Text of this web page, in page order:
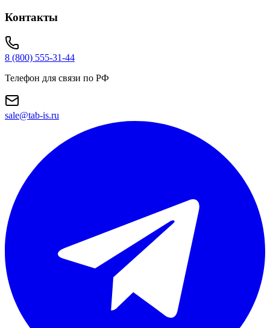
Контакты
8 (800) 555-31-44
Телефон для связи по РФ
sale@tab-is.ru